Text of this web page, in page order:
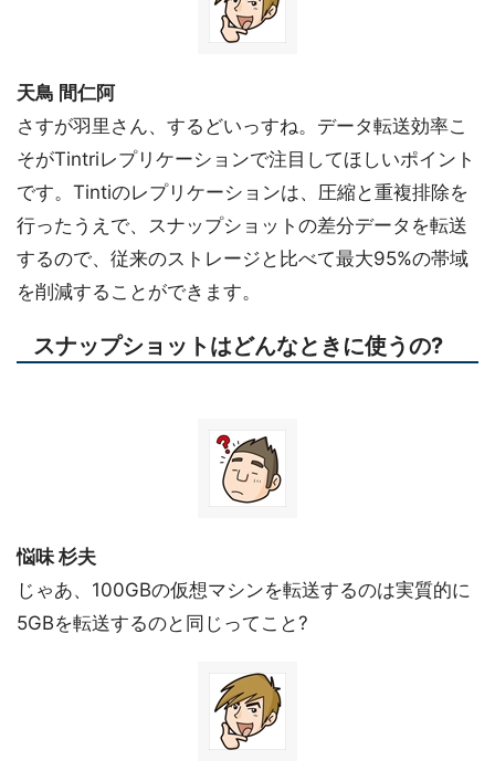
天鳥 間仁阿
さすが羽里さん、するどいっすね。データ転送効率こ
そがTintriレプリケーションで注目してほしいポイント
です。Tintiのレプリケーションは、圧縮と重複排除を
行ったうえで、スナップショットの差分データを転送
するので、従来のストレージと比べて最大95%の帯域
を削減することができます。
スナップショットはどんなときに使うの?
悩味 杉夫
じゃあ、100GBの仮想マシンを転送するのは実質的に
5GBを転送するのと同じってこと?